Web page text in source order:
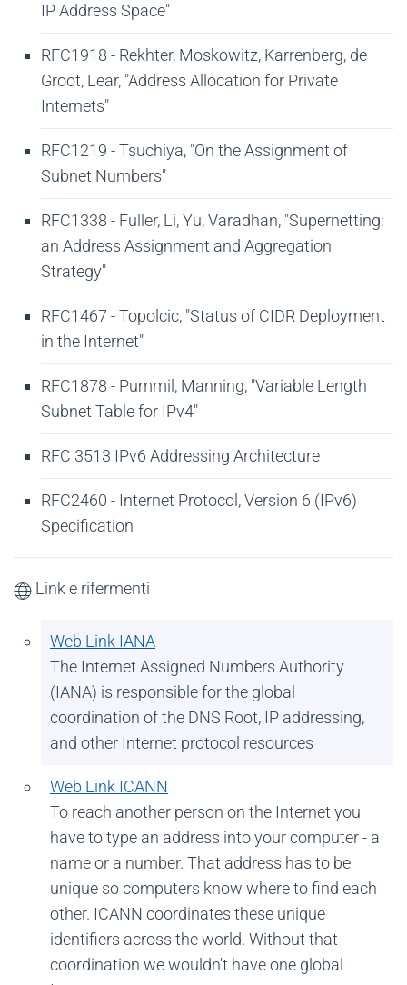
IP Address Space"
RFC1918 - Rekhter, Moskowitz, Karrenberg, de
Groot, Lear, "Address Allocation for Private
Internets"
RFC1219 - Tsuchiya, "On the Assignment of
Subnet Numbers"
RFC1338 - Fuller, Li, Yu, Varadhan, "Supernetting:
an Address Assignment and Aggregation
Strategy"
RFC1467 - Topolcic, "Status of CIDR Deployment
in the Internet"
RFC1878 - Pummil, Manning, "Variable Length
Subnet Table for IPv4"
RFC 3513 IPv6 Addressing Architecture
RFC2460 - Internet Protocol, Version 6 (IPv6)
Specification
Link e rifermenti
Web Link IANA
The Internet Assigned Numbers Authority
(IANA) is responsible for the global
coordination of the DNS Root, IP addressing,
and other Internet protocol resources
Web Link ICANN
To reach another person on the Internet you
have to type an address into your computer - a
name or a number. That address has to be
unique so computers know where to find each
other. ICANN coordinates these unique
identifiers across the world. Without that
coordination we wouldn't have one global